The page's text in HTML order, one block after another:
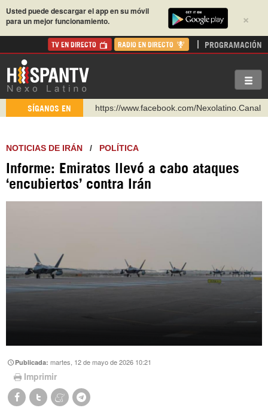
×
Usted puede descargar el app en su móvil
para un mejor funcionamiento.
TV EN DIRECTO RADIO EN DIRECTO PROGRAMACIÓN
SÍGANOS EN
https://www.facebook.com/Nexolatino.Canal
http://twitter.com/nexo_latino
https://t.me/hispantvcanal
https://urmedium.com/c/hispantv
NOTICIAS DE IRÁN / POLÍTICA
Informe: Emiratos llevó a cabo ataques
‘encubiertos’ contra Irán
Publicada:martes, 12 de mayo de 2026 10:21
Imprimir